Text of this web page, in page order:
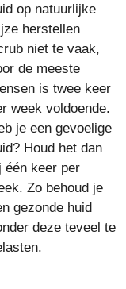
op natuurlijke
herstellen
niet te vaak,
de meeste
is twee keer
week voldoende.
je een gevoelige
Houd het dan
één keer per
Zo behoud je
gezonde huid
deze teveel te